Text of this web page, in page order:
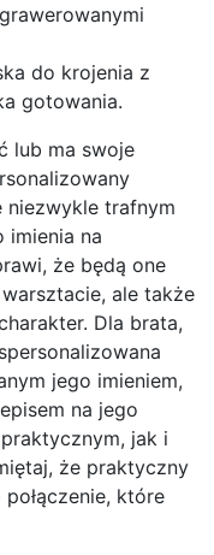
do krojenia z
gotowania.
lub ma swoje
niezwykle trafnym
imienia na
że będą one
ale także
Dla brata,
jego imieniem,
na jego
jak i
że praktyczny
które